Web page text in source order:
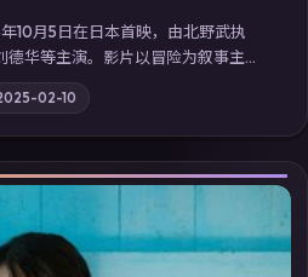
10月5日在日本首映，由北野武执
德华等主演。影片以冒险为叙事主
发现自己从未活过“真实”的一天；摄
亦可通过「国产免费观看高清电视
高分佳作，畅享高清在线追剧体验。
02-10